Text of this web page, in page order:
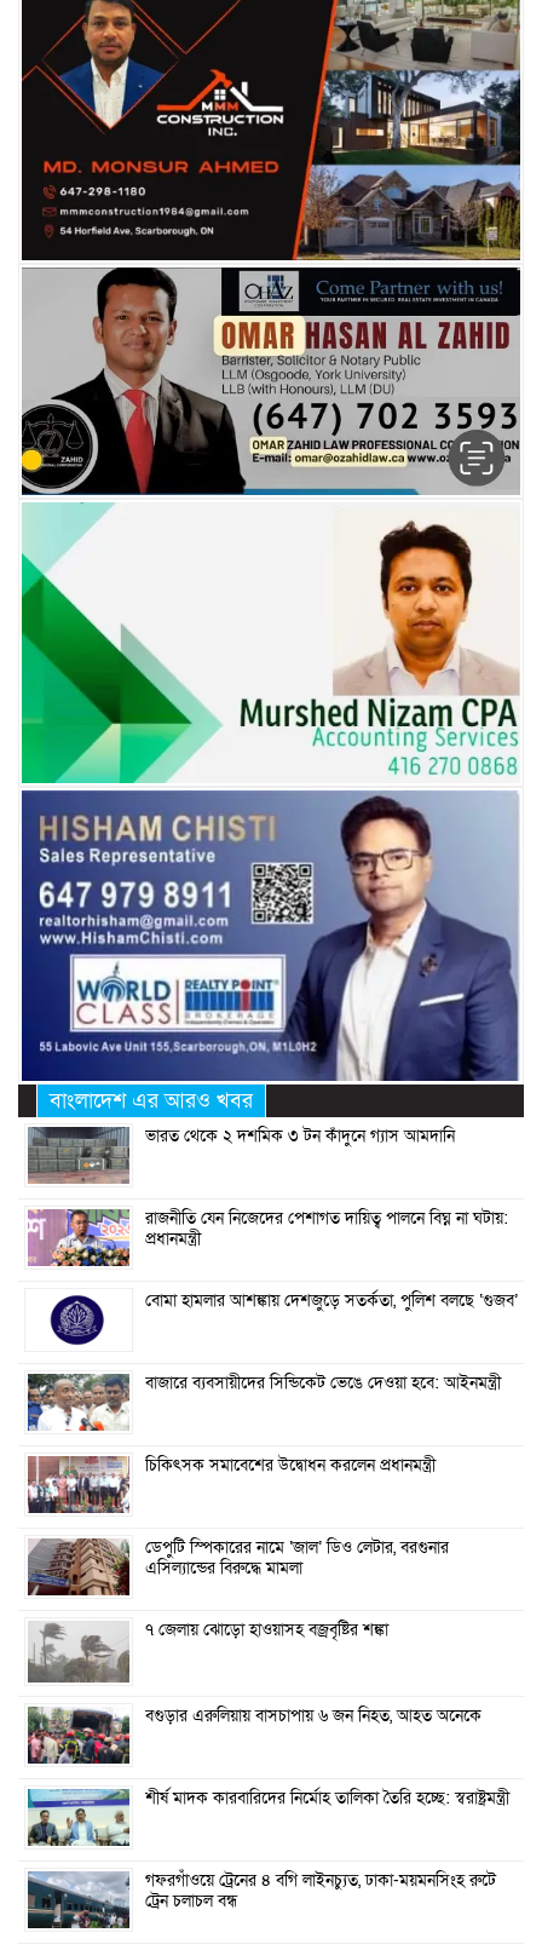
বাংলাদেশ এর আরও খবর
ভারত থেকে ২ দশমিক ৩ টন কাঁদুনে গ্যাস আমদানি
রাজনীতি যেন নিজেদের পেশাগত দায়িত্ব পালনে বিঘ্ন না ঘটায়:
প্রধানমন্ত্রী
বোমা হামলার আশঙ্কায় দেশজুড়ে সতর্কতা, পুলিশ বলছে ‘গুজব’
বাজারে ব্যবসায়ীদের সিন্ডিকেট ভেঙে দেওয়া হবে: আইনমন্ত্রী
চিকিৎসক সমাবেশের উদ্বোধন করলেন প্রধানমন্ত্রী
ডেপুটি স্পিকারের নামে ‘জাল’ ডিও লেটার, বরগুনার
এসিল্যান্ডের বিরুদ্ধে মামলা
৭ জেলায় ঝোড়ো হাওয়াসহ বজ্রবৃষ্টির শঙ্কা
বগুড়ার এরুলিয়ায় বাসচাপায় ৬ জন নিহত, আহত অনেকে
শীর্ষ মাদক কারবারিদের নির্মোহ তালিকা তৈরি হচ্ছে: স্বরাষ্ট্রমন্ত্রী
গফরগাঁওয়ে ট্রেনের ৪ বগি লাইনচ্যুত, ঢাকা-ময়মনসিংহ রুটে
ট্রেন চলাচল বন্ধ